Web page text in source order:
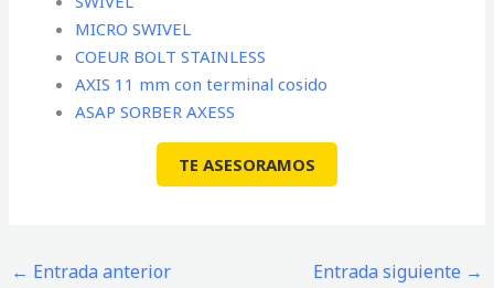
MICRO SWIVEL
COEUR BOLT STAINLESS
AXIS 11 mm con terminal cosido
ASAP SORBER AXESS
TE ASESORAMOS
← Entrada anterior Entrada siguiente →